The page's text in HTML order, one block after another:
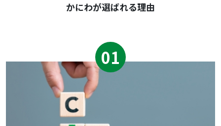
かにわが選ばれる理由
01